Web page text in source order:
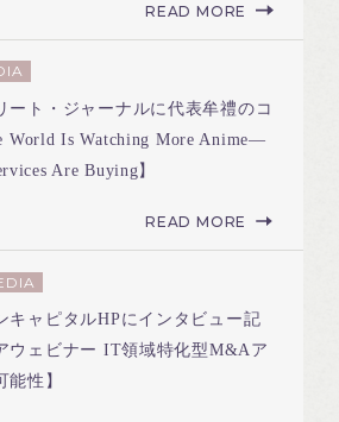
READ MORE
ート・ジャーナルに代表牟禮のコ
World Is Watching More Anime—
Are Buying】
READ MORE
キャピタルHPにインタビュー記
ウェビナー IT領域特化型M&Aア
能性】